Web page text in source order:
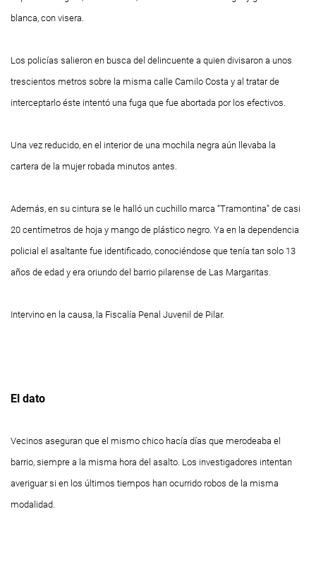
blanca, con visera.
Los policías salieron en busca del delincuente a quien divisaron a unos
trescientos metros sobre la misma calle Camilo Costa y al tratar de
interceptarlo éste intentó una fuga que fue abortada por los efectivos.
Una vez reducido, en el interior de una mochila negra aún llevaba la
cartera de la mujer robada minutos antes.
Además, en su cintura se le halló un cuchillo marca “Tramontina” de casi
20 centímetros de hoja y mango de plástico negro. Ya en la dependencia
policial el asaltante fue identificado, conociéndose que tenía tan solo 13
años de edad y era oriundo del barrio pilarense de Las Margaritas.
Intervino en la causa, la Fiscalía Penal Juvenil de Pilar.
El dato
Vecinos aseguran que el mismo chico hacía días que merodeaba el
barrio, siempre a la misma hora del asalto. Los investigadores intentan
averiguar si en los últimos tiempos han ocurrido robos de la misma
modalidad.